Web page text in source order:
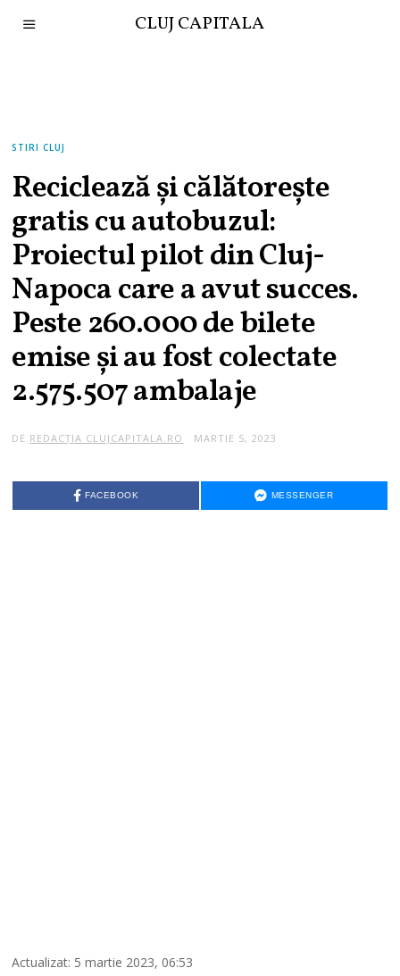
CLUJ CAPITALA
STIRI CLUJ
Reciclează și călătorește
gratis cu autobuzul:
Proiectul pilot din Cluj-
Napoca care a avut succes.
Peste 260.000 de bilete
emise și au fost colectate
2.575.507 ambalaje
DE REDACȚIA CLUJCAPITALA.RO MARTIE 5, 2023
FACEBOOK MESSENGER
Actualizat: 5 martie 2023, 06:53